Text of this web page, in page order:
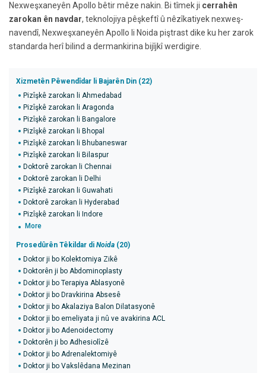
Nexweşxaneyên Apollo bêtir mêze nakin. Bi tîmek ji cerrahên
zarokan ên navdar, teknolojiya pêşkeftî û nêzîkatiyek nexweş-
navendî, Nexweşxaneyên Apollo li Noida piştrast dike ku her zarok
standarda herî bilind a dermankirina bijîjkî werdigire.
Xizmetên Pêwendîdar li Bajarên Din (22)
Pizîşkê zarokan li Ahmedabad
Pizîşkê zarokan li Aragonda
Pizîşkê zarokan li Bangalore
Pizîşkê zarokan li Bhopal
Pizîşkê zarokan li Bhubaneswar
Pizîşkê zarokan li Bilaspur
Doktorê zarokan li Chennai
Doktorê zarokan li Delhi
Pizîşkê zarokan li Guwahati
Doktorê zarokan li Hyderabad
Pizîşkê zarokan li Indore
More
Prosedûrên Têkildar di Noida (20)
Doktor ji bo Kolektomiya Zikê
Doktorên ji bo Abdominoplasty
Doktor ji bo Terapiya Ablasyonê
Doktor ji bo Dravkirina Absesê
Doktor ji bo Akalaziya Balon Dilatasyonê
Doktor ji bo emeliyata ji nû ve avakirina ACL
Doktor ji bo Adenoidectomy
Doktorên ji bo Adhesiolîzê
Doktor ji bo Adrenalektomiyê
Doktor ji bo Vakslêdana Mezinan